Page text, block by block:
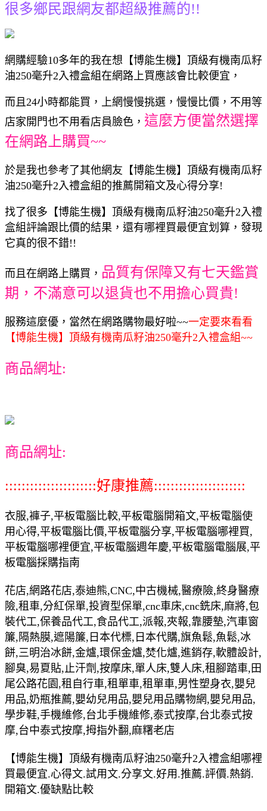
很多鄉民跟網友都超級推薦的!!
網購經驗10多年的我在想【博能生機】頂級有機南瓜籽
油250毫升2入禮盒組在網路上買應該會比較便宜，
而且24小時都能買，上網慢慢挑選，慢慢比價，不用等
店家開門也不用看店員臉色， 這麼方便當然選擇
在網路上購買~~
於是我也參考了其他網友【博能生機】頂級有機南瓜籽
油250毫升2入禮盒組的推薦開箱文及心得分享!
找了很多【博能生機】頂級有機南瓜籽油250毫升2入禮
盒組評論跟比價的結果，還有哪裡買最便宜划算，發現
它真的很不錯!!
而且在網路上購買， 品質有保障又有七天鑑賞
期，不滿意可以退貨也不用擔心買貴!
服務這麼優，當然在網路購物最好啦~~一定要來看看
【博能生機】頂級有機南瓜籽油250毫升2入禮盒組~~
商品網址:
商品網址:
::::::::::::::::::::::好康推薦::::::::::::::::::::::
衣服,褲子,平板電腦比較,平板電腦開箱文,平板電腦使
用心得,平板電腦比價,平板電腦分享,平板電腦哪裡買,
平板電腦哪裡便宜,平板電腦週年慶,平板電腦電腦展,平
板電腦採購指南
花店,網路花店,泰迪熊,CNC,中古機械,醫療險,終身醫療
險,租車,分紅保單,投資型保單,cnc車床,cnc銑床,麻將,包
裝代工,保養品代工,食品代工,派報,夾報,靠腰墊,汽車窗
簾,隔熱膜,遮陽簾,日本代標,日本代購,旗魚鬆,魚鬆,冰
餅,三明治冰餅,金爐,環保金爐,焚化爐,進銷存,軟體設計,
腳臭,易夏貼,止汗劑,按摩床,單人床,雙人床,租腳踏車,田
尾公路花園,租自行車,租單車,租單車,男性塑身衣,嬰兒
用品,奶瓶推薦,嬰幼兒用品,嬰兒用品購物網,嬰兒用品,
學步鞋,手機維修,台北手機維修,泰式按摩,台北泰式按
摩,台中泰式按摩,拇指外翻,麻糬老店
【博能生機】頂級有機南瓜籽油250毫升2入禮盒組哪裡
買最便宜.心得文.試用文.分享文.好用.推薦.評價.熱銷.
開箱文.優缺點比較